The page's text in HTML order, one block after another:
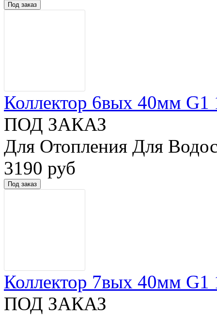
Коллектор 6вых 40мм
ПОД ЗАКАЗ
Для Отопления Для
3190 руб
Коллектор 7вых 40мм
ПОД ЗАКАЗ